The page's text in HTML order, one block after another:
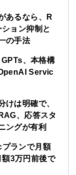
あるなら、R
ョン抑制と
の手法
、本格構
Servic
けは明確で、
、応答スタ
ングが有利
ランで月額
3万円前後で